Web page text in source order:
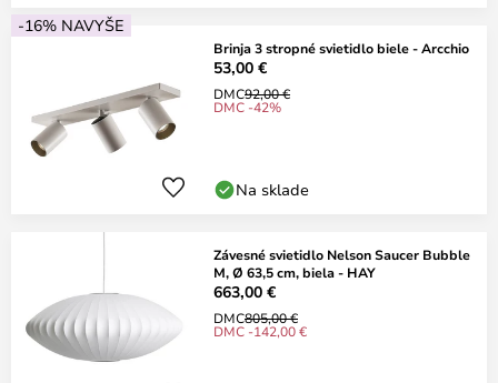
-16% NAVYŠE
Brinja 3 stropné svietidlo biele - Arcchio
53,00 €
DMC92,00 €
DMC -42%
Na sklade
Závesné svietidlo Nelson Saucer Bubble
M, Ø 63,5 cm, biela - HAY
663,00 €
DMC805,00 €
DMC -142,00 €